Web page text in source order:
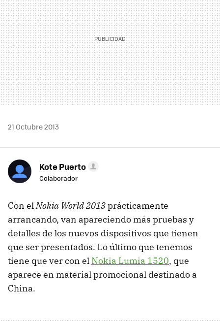
21 Octubre 2013
Kote Puerto
Colaborador
Con elNokia World 2013prácticamente
arrancando, van apareciendo más pruebas y
detalles de los nuevos dispositivos que tienen
que ser presentados. Lo último que tenemos
tiene que ver con el Nokia Lumia 1520, que
aparece en material promocional destinado a
China.